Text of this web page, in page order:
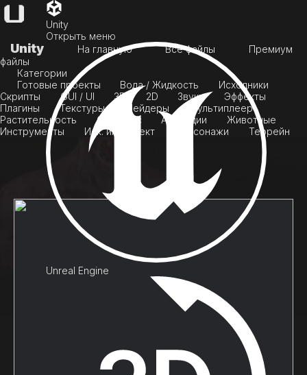
Unity
Открыть меню
Unreal Engine
Unity На главную Все файлы
Премиум
файлы
Категории
Готовые проекты
Вода / Жидкость
Исходники
Скрипты
GUI / UI 3D 2D Звуки
Эффекты
Плагины
Текстуры Шейдеры
Мультиплеер
Растительность
Скайбокс Анимации
Животные
Инструменты
Иск. интеллект Персонажи Террейн